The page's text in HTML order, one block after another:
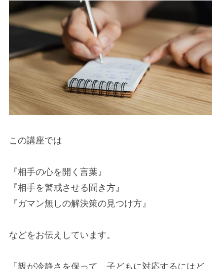
この講座では
『相手の心を開く言葉』
『相手を警戒させる聞き方』
『ガマン無しの解決策の見つけ方』
などをお伝えしています。
「親が冷静さを保って、子どもに対応するにはど